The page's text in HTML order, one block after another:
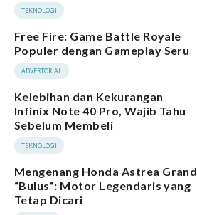
TEKNOLOGI
Free Fire: Game Battle Royale
Populer dengan Gameplay Seru
ADVERTORIAL
Kelebihan dan Kekurangan
Infinix Note 40 Pro, Wajib Tahu
Sebelum Membeli
TEKNOLOGI
Mengenang Honda Astrea Grand
“Bulus”: Motor Legendaris yang
Tetap Dicari